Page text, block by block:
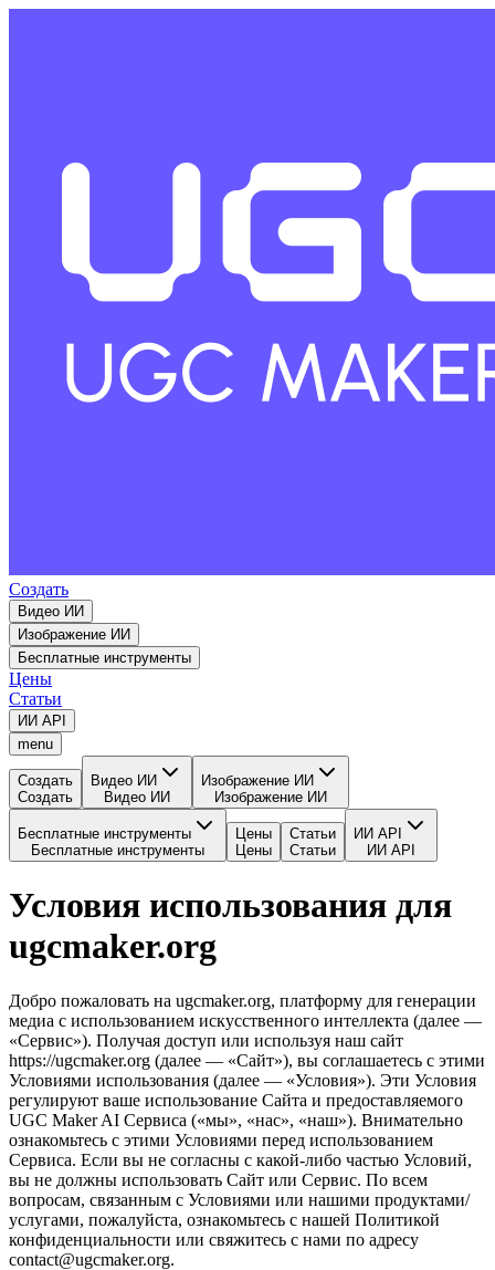
Создать
Видео ИИ
Изображение ИИ
Бесплатные инструменты
Цены
Статьи
ИИ API
menu
Создать
Создать
Видео ИИ
Видео ИИ
Изображение ИИ
Изображение ИИ
Бесплатные инструменты
Бесплатные инструменты
Цены
Цены
Статьи
Статьи
ИИ API
ИИ API
Условия использования для
ugcmaker.org
Добро пожаловать на ugcmaker.org, платформу для генерации
медиа с использованием искусственного интеллекта (далее —
«Сервис»). Получая доступ или используя наш сайт
https://ugcmaker.org (далее — «Сайт»), вы соглашаетесь с этими
Условиями использования (далее — «Условия»). Эти Условия
регулируют ваше использование Сайта и предоставляемого
UGC Maker AI Сервиса («мы», «нас», «наш»). Внимательно
ознакомьтесь с этими Условиями перед использованием
Сервиса. Если вы не согласны с какой-либо частью Условий,
вы не должны использовать Сайт или Сервис. По всем
вопросам, связанным с Условиями или нашими продуктами/
услугами, пожалуйста, ознакомьтесь с нашей Политикой
конфиденциальности или свяжитесь с нами по адресу
contact@ugcmaker.org.